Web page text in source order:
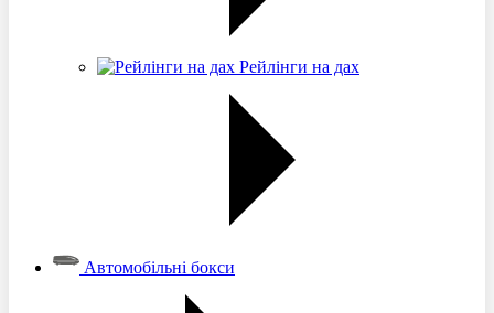
Рейлінги на дах
Автомобільні бокси